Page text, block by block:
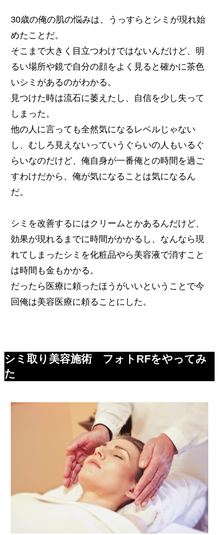
30歳の俺の肌の悩みは、うっすらとシミが現れ始
めたことだ。
そこまで大きく目立つわけではないんだけど、明
るい場所や鏡で自分の顔をよく見ると確かに茶色
いシミがあるのがわかる。
見つけた時は流石に萎えたし、自信を少し失って
しまった。
他の人に言っても全然気になるレベルじゃない
し、むしろ見えないっていうぐらいの人もいるぐ
らいなのだけど、俺自身が一番俺との時間を過ご
すわけだから、俺が気になることは気になるん
だ。
シミを改善するにはクリームとかあるんだけど、
効果が現れるまでに時間がかかるし、なんなら現
れてしまったシミを化粧品やら美容液で消すこと
は時間も金もかかる。
だったら医療に頼ったほうがいいということで今
回俺は美容医療に頼ることにした。
シミ取り美容施術 フォトRFをやってみ
た